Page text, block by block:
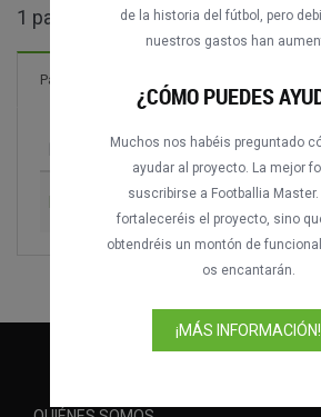
1 partidos encontrados
Partidos
Lincoln Red Imps vs. Europa FC - GIB
de la historia del fútbol, pero
nuestros gastos han
¿CÓMO PUEDES
Muchos nos habéis preguntado
ayudar al proyecto. La mejor
suscribirse a Footballia
fortaleceréis el proyecto, sino
obtendréis un montón de
os encantarán.
¡MÁS INFORMACIÓN!